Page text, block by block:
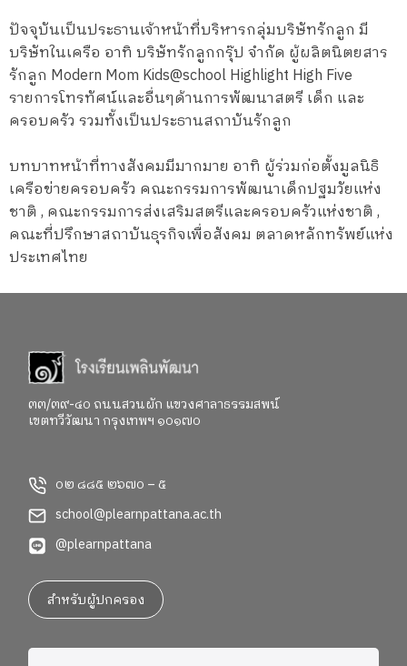
ปัจจุบันเป็นประธานเจ้าหน้าที่บริหารกลุ่มบริษัทรักลูก มี
บริษัทในเครือ อาทิ บริษัทรักลูกกรุ๊ป จำกัด ผู้ผลิตนิตยสาร
รักลูก Modern Mom Kids@school Highlight High Five
รายการโทรทัศน์และอื่นๆด้านการพัฒนาสตรี เด็ก และ
ครอบครัว รวมทั้งเป็นประธานสถาบันรักลูก
บทบาทหน้าที่ทางสังคมมีมากมาย อาทิ ผู้ร่วมก่อตั้งมูลนิธิ
เครือข่ายครอบครัว คณะกรรมการพัฒนาเด็กปฐมวัยแห่ง
ชาติ , คณะกรรมการส่งเสริมสตรีและครอบครัวแห่งชาติ ,
คณะที่ปรึกษาสถาบันธุรกิจเพื่อสังคม ตลาดหลักทรัพย์แห่ง
ประเทศไทย
๓๓/๓๙-๔๐ ถนนสวนผัก แขวงศาลาธรรมสพน์
เขตทวีวัฒนา กรุงเทพฯ ๑๐๑๗๐
๐๒ ๘๘๕ ๒๖๗๐ – ๕
school@plearnpattana.ac.th
@plearnpattana
สำหรับผู้ปกครอง